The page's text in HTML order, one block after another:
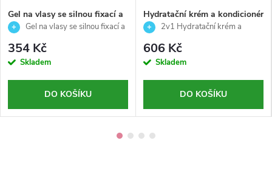
Gel na vlasy se silnou fixací a
leskem- Styling-American
Gel na vlasy se silnou fixací a
354 Kč
Skladem
DO KOŠÍKU
Hydratační krém a kondicionér
na vousy 2v1-Holení a péče o
100ml
2v1 Hydratační krém a
606 Kč
Skladem
DO KOŠÍKU